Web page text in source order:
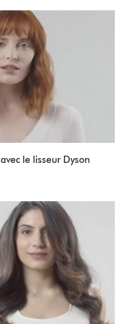
le lisseur Dyson